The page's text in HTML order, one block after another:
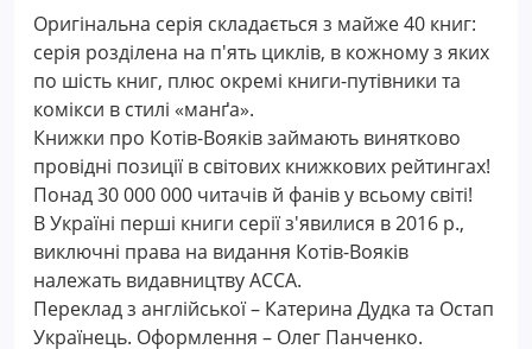
Оригінальна серія складається з майже 40 книг:
серія розділена на п'ять циклів, в кожному з яких
по шість книг, плюс окремі книги-путівники та
комікси в стилі «манґа».
Книжки про Котів-Вояків займають винятково
провідні позиції в світових книжкових рейтингах!
Понад 30 000 000 читачів й фанів у всьому світі!
В Україні перші книги серії з'явилися в 2016 р.,
виключні права на видання Котів-Вояків
належать видавництву АССА.
Переклад з англійської – Катерина Дудка та Остап
Українець. Оформлення – Олег Панченко.